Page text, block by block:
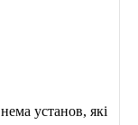
установ, які